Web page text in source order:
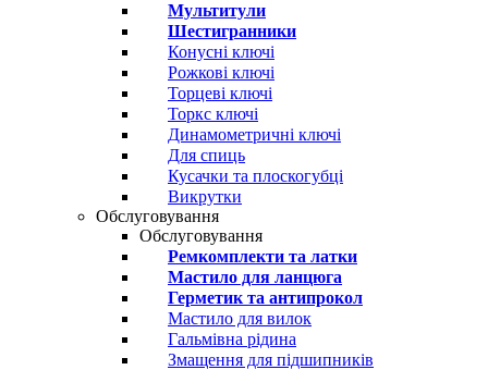
Мультитули
Шестигранники
Конусні ключі
Рожкові ключі
Торцеві ключі
Торкс ключі
Динамометричні ключі
Для спиць
Кусачки та плоскогубці
Викрутки
Обслуговування
Обслуговування
Ремкомплекти та латки
Мастило для ланцюга
Герметик та антипрокол
Мастило для вилок
Гальмівна рідина
Змащення для підшипників